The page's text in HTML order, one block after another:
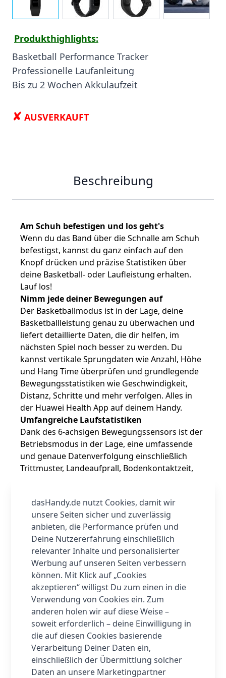
Produkthighlights:
Basketball Performance Tracker
Professionelle Laufanleitung
Bis zu 2 Wochen Akkulaufzeit
✘ AUSVERKAUFT
Beschreibung
Am Schuh befestigen und los geht's
Wenn du das Band über die Schnalle am Schuh
befestigst, kannst du ganz einfach auf den
Knopf drücken und präzise Statistiken über
deine Basketball- oder Laufleistung erhalten.
Lauf los!
Nimm jede deiner Bewegungen auf
Der Basketballmodus ist in der Lage, deine
Basketballleistung genau zu überwachen und
liefert detaillierte Daten, die dir helfen, im
nächsten Spiel noch besser zu werden. Du
kannst vertikale Sprungdaten wie Anzahl, Höhe
und Hang Time überprüfen und grundlegende
Bewegungsstatistiken wie Geschwindigkeit,
Distanz, Schritte und mehr verfolgen. Alles in
der Huawei Health App auf deinem Handy.
Umfangreiche Laufstatistiken
Dank des 6-achsigen Bewegungssensors ist der
Betriebsmodus in der Lage, eine umfassende
und genaue Datenverfolgung einschließlich
Trittmuster, Landeaufprall, Bodenkontaktzeit,
durchschnittliche Genauigkeit der
Distanzmessung auf 97% verbessert.
Bis zu 2 Wochen Energie ohne Ende
Verfolge deine langen Trainingseinheiten, ohne
dir Sorgen zu machen, dass dir die Energie
ausgeht. Das Huawei Band 4e bietet bei
regelmäßigem Gebrauch eine Akkulaufzeit von
bis zu 2 Wochen und im Standby-Modus von 21
Tagen.
Wasserdicht bis zu 50 Meter
Das Huawei Band 4e ist bis zu 50 Meter
wasserdicht und ist somit auch beim Surfen
oder Schwimmen dein perfekter
Trainingspartner.
Dein täglicher Begleiter
dasHandy.de nutzt Cookies, damit wir
unsere Seiten sicher und zuverlässig
anbieten, die Performance prüfen und
Deine Nutzererfahrung einschließlich
relevanter Inhalte und personalisierter
Werbung auf unseren Seiten verbessern
können. Mit Klick auf „Cookies
akzeptieren“ willigst Du zum einen in die
Verwendung von Cookies ein. Zum
anderen holen wir auf diese Weise –
soweit erforderlich – deine Einwilligung in
die auf diesen Cookies basierende
Verarbeitung Deiner Daten ein,
einschließlich der Übermittlung solcher
Daten an unsere Marketingpartner